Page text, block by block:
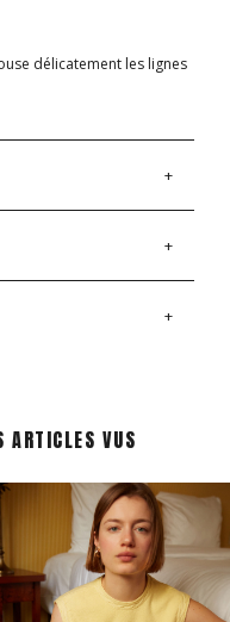
délicatement les lignes
ARTICLES VUS